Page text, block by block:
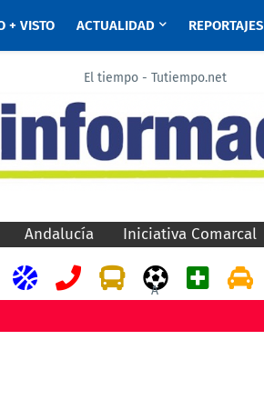
+ VISTO ACTUALIDAD REPORTAJES
El tiempo - Tutiempo.net
Andalucía Iniciativa Comarcal
A